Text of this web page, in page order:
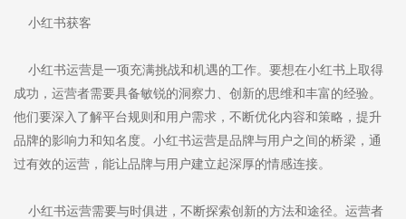
小红书获客
小红书运营是一项充满挑战和机遇的工作。要想在小红书上取得
成功，运营者需要具备敏锐的洞察力、创新的思维和丰富的经验。
他们要深入了解平台规则和用户需求，不断优化内容和策略，提升
品牌的影响力和知名度。小红书运营是品牌与用户之间的桥梁，通
过有效的运营，能让品牌与用户建立起深厚的情感连接。
小红书运营需要与时俱进，不断探索创新的方法和途径。运营者